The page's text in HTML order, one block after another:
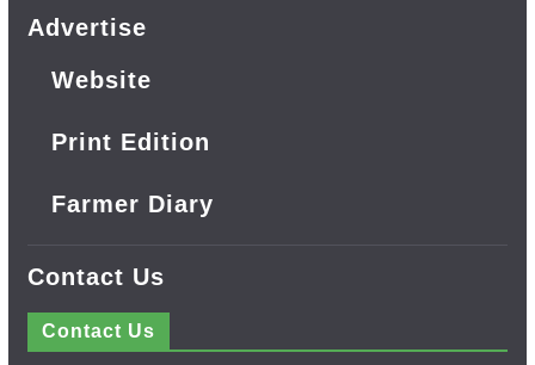
Advertise
Website
Print Edition
Farmer Diary
Contact Us
Contact Us